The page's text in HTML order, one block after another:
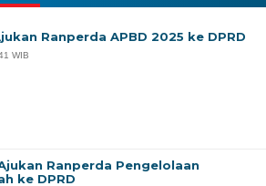
Ranperda APBD 2025 ke DPRD
WIB
Ranperda Pengelolaan
ke DPRD